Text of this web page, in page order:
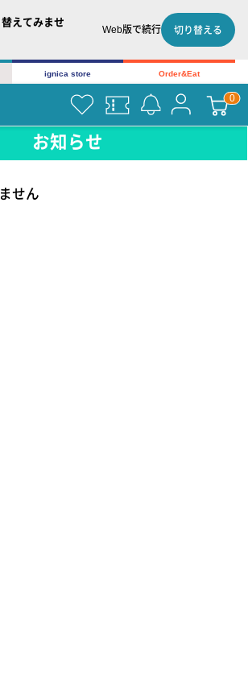
えてみませ
Web版で続行 切り替える
ignica store Order&Eat
お知らせ
せん